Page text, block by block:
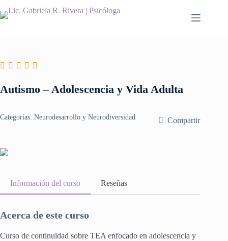
al
Autismo – Adolescencia y Vida Adulta
Categorías: Neurodesarrollo y Neurodiversidad Compartir
Información del curso Reseñas
Acerca de este curso
Curso de continuidad sobre TEA enfocado en adolescencia y